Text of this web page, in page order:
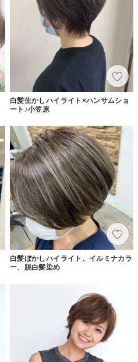
白髪生かしハイライト×ハンサムショ
ート♪小笠原
白髪ぼかしハイライト、イルミナカラ
ー、脱白髪染め